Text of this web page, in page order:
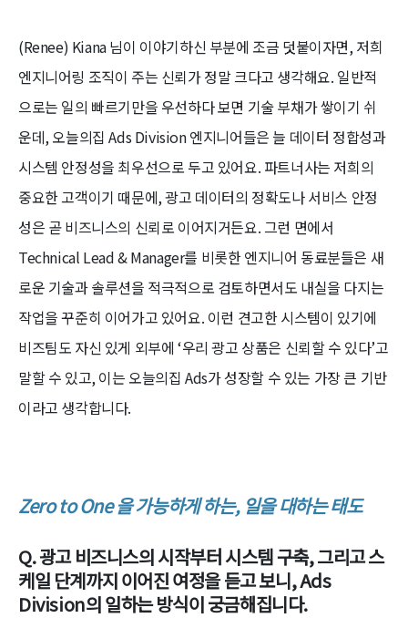
(Renee) Kiana 님이 이야기하신 부분에 조금 덧붙이자면, 저희
엔지니어링 조직이 주는 신뢰가 정말 크다고 생각해요. 일반적
으로는 일의 빠르기만을 우선하다 보면 기술 부채가 쌓이기 쉬
운데, 오늘의집 Ads Division 엔지니어들은 늘 데이터 정합성과
시스템 안정성을 최우선으로 두고 있어요. 파트너사는 저희의
중요한 고객이기 때문에, 광고 데이터의 정확도나 서비스 안정
성은 곧 비즈니스의 신뢰로 이어지거든요. 그런 면에서
Technical Lead & Manager를 비롯한 엔지니어 동료분들은 새
로운 기술과 솔루션을 적극적으로 검토하면서도 내실을 다지는
작업을 꾸준히 이어가고 있어요. 이런 견고한 시스템이 있기에
비즈팀도 자신 있게 외부에 ‘우리 광고 상품은 신뢰할 수 있다’고
말할 수 있고, 이는 오늘의집 Ads가 성장할 수 있는 가장 큰 기반
이라고 생각합니다.
Zero to One 을 가능하게 하는, 일을 대하는 태도
Q. 광고 비즈니스의 시작부터 시스템 구축, 그리고 스
케일 단계까지 이어진 여정을 듣고 보니, Ads
Division의 일하는 방식이 궁금해집니다.